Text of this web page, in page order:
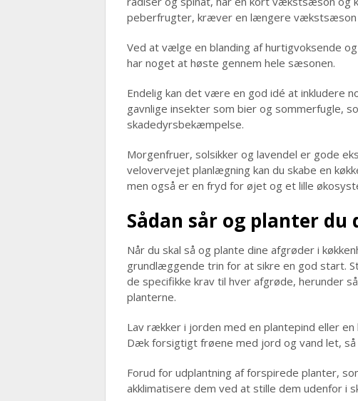
peberfrugter, kræver en længere vækstsæson
Ved at vælge en blanding af hurtigvoksende
har noget at høste gennem hele sæsonen.
Endelig kan det være en god idé at inkludere
gavnlige insekter som bier og sommerfugle,
skadedyrsbekæmpelse.
Morgenfruer, solsikker og lavendel er gode
velovervejet planlægning kan du skabe en
men også er en fryd for øjet og et lille
Sådan sår og planter du
Når du skal så og plante dine afgrøder i
grundlæggende trin for at sikre en god start.
de specifikke krav til hver afgrøde, herunder
planterne.
Lav rækker i jorden med en plantepind eller
Dæk forsigtigt frøene med jord og vand let,
Forud for udplantning af forspirede planter,
akklimatisere dem ved at stille dem udenfor i